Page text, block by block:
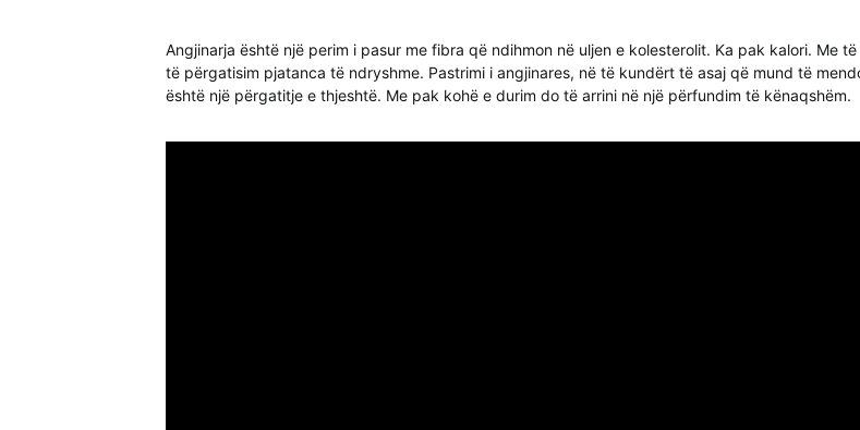
Angjinarja është një perim i pasur me fibra që ndihmon në uljen e kolesterolit. Ka pak kalori. Me të
të përgatisim pjatanca të ndryshme. Pastrimi i angjinares, në të kundërt të asaj që mund të
është një përgatitje e thjeshtë. Me pak kohë e durim do të arrini në një përfundim të kënaqshëm.